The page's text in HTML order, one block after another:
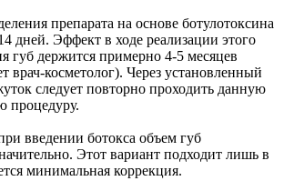
препарата на основе ботулотоксина
дней. Эффект в ходе реализации этого
губ держится примерно 4-5 месяцев
врач-косметолог). Через установленный
следует повторно проходить данную
процедуру.
введении ботокса объем губ
Этот вариант подходит лишь в
минимальная коррекция.